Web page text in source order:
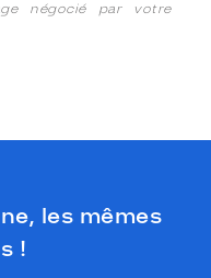
négocié par votre
les mêmes
!